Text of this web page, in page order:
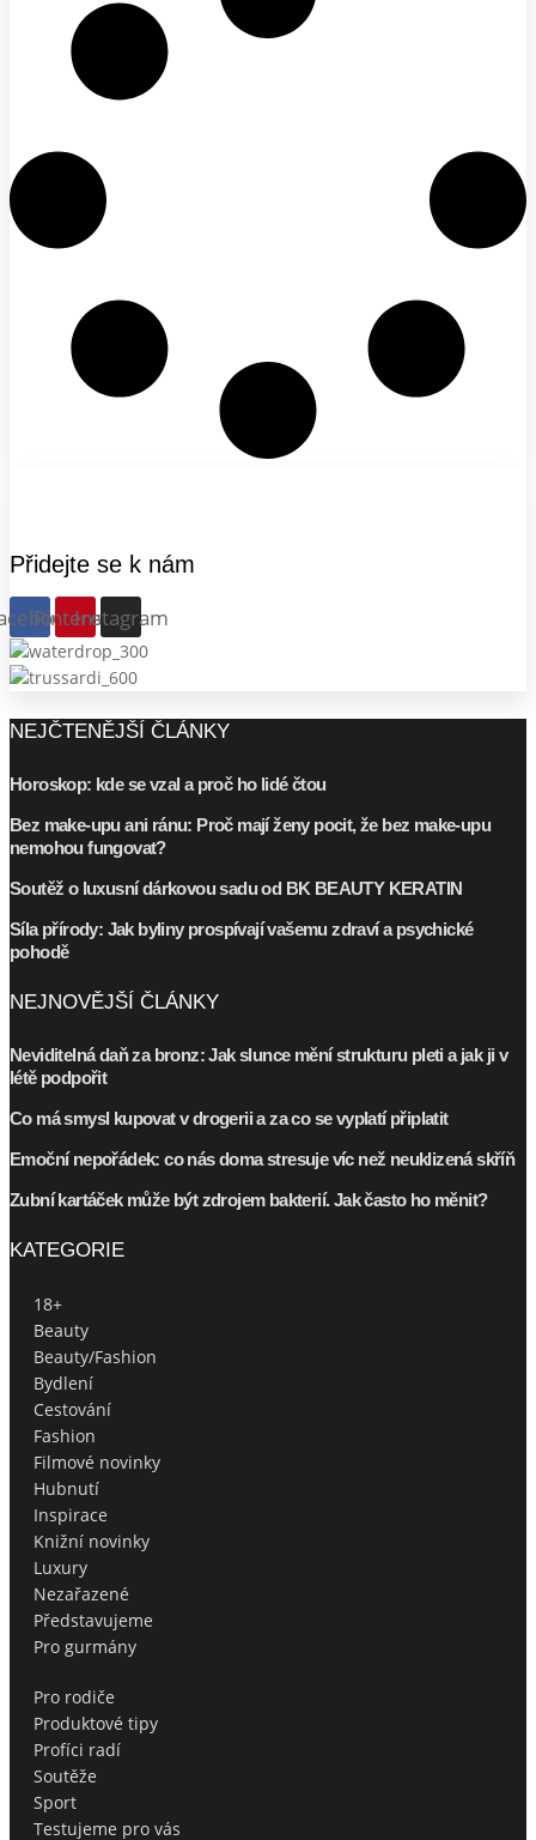
Přidejte se k nám
PinterestInstagram
NEJČTENĚJŠÍ ČLÁNKY
Horoskop: kde se vzal a proč ho lidé čtou
Bez make-upu ani ránu: Proč mají ženy pocit, že bez make-upu
nemohou fungovat?
Soutěž o luxusní dárkovou sadu od BK BEAUTY KERATIN
Síla přírody: Jak byliny prospívají vašemu zdraví a psychické
pohodě
NEJNOVĚJŠÍ ČLÁNKY
Neviditelná daň za bronz: Jak slunce mění strukturu pleti a jak ji v
létě podpořit
Co má smysl kupovat v drogerii a za co se vyplatí připlatit
Emoční nepořádek: co nás doma stresuje víc než neuklizená skříň
Zubní kartáček může být zdrojem bakterií. Jak často ho měnit?
KATEGORIE
18+
Beauty
Beauty/Fashion
Bydlení
Cestování
Fashion
Filmové novinky
Hubnutí
Inspirace
Knižní novinky
Luxury
Nezařazené
Představujeme
Pro gurmány
Pro rodiče
Produktové tipy
Profíci radí
Soutěže
Sport
Testujeme pro vás